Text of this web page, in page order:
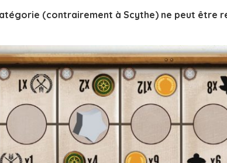
(contrairement à Scythe) ne peut être